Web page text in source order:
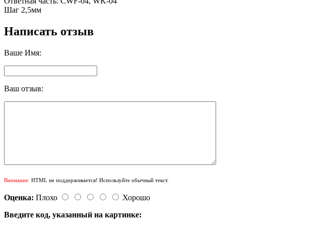
Шаг 2,5мм
Написать отзыв
Ваше Имя:
Ваш отзыв:
Внимание: HTML не поддерживается! Используйте обычный текст.
Оценка: Плохо
Хорошо
Введите код, указанный на картинке: